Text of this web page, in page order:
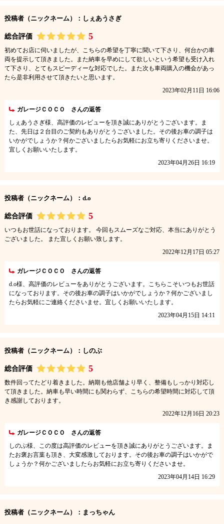
投稿者（ニックネーム）：しぇあうさぎ
総合評価 5
初めてお店に伺いましたが、こちらの希望を丁寧に聞いて下さり、何台かの車
両を提示して頂きました。また納車を早めにして欲しいという希望も受け入れ
て下さり、とてもスピーディーな対応でした。また次も車両購入の機会があっ
たら是非利用させて頂きたいと思います。
2023年02月11日 16:06
ガレージＣＯＣＯ さんの返答
しぇあうさぎ様、高評価のレビューを頂き誠にありがとうございます。ま
た、先日は２台目のご契約もありがとうございました。その後お車の調子は
いかがでしょうか？何かございましたらお気軽にお立ち寄りくださいませ。
宜しくお願いいたします。
2023年04月26日 16:19
投稿者（ニックネーム）：d.o
総合評価 5
いつもお世話になっております。 今回もスムーズなご対応、本当にありがとう
ございました。 また宜しくお願い致します。
2022年12月17日 05:27
ガレージＣＯＣＯ さんの返答
d.o様、高評価のレビューをありがとうございます。こちらこそいつもお世話
になっております。その後お車の調子はいかがでしょうか？何かございまし
たらお気軽にご連絡くださいませ。宜しくお願いいたします。
2023年04月15日 14:11
投稿者（ニックネーム）：しのぶ
総合評価 5
数件回ってたどり着きました。納期も他店舗より早く、整備もしっかり対応し
て頂きました。納車も早い時間にも関わらず、こちらの希望時間に対応して頂
き感謝しております。
2022年12月16日 20:23
ガレージＣＯＣＯ さんの返答
しのぶ様、この度は高評価のレビューを頂き誠にありがとうございます。ま
たお褒お言葉も頂き、大変感激しております。その後お車の調子はいかがで
しょうか？何かございましたらお気軽にお立ち寄りくださいませ。
2023年04月14日 16:29
投稿者（ニックネーム）：まっちゃん